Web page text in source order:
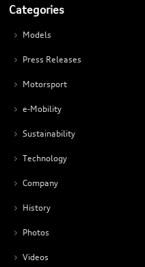
Categories
Models
Press Releases
Motorsport
e-Mobility
Sustainability
Technology
Company
History
Photos
Videos